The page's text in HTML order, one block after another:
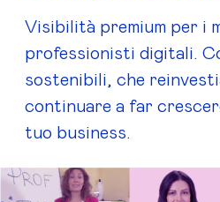
Visibilità premium per i
professionisti digitali.
sostenibili, che
continuare a far
tuo business.